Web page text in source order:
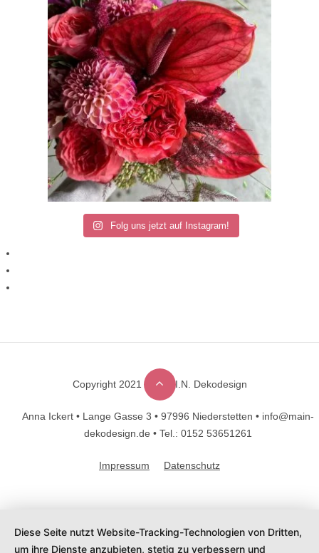
Folg uns jetzt auf Instagram!
Designed byDesignHooks
Copyright 2021 © M.A.I.N. Dekodesign
Anna Ickert • Lange Gasse 3 • 97996 Niederstetten • info@main-
dekodesign.de • Tel.: 0152 53651261
Impressum Datenschutz
Diese Seite nutzt Website-Tracking-Technologien von Dritten,
um ihre Dienste anzubieten, stetig zu verbessern und